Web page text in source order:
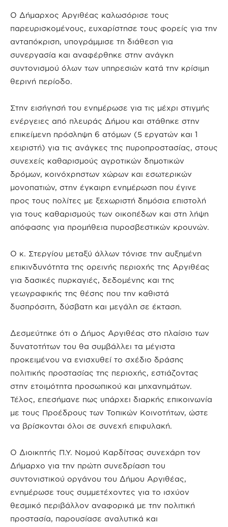
Ο Δήμαρχος Αργιθέας καλωσόρισε τους
παρευρισκομένους, ευχαρίστησε τους φορείς για την
ανταπόκριση, υπογράμμισε τη διάθεση για
συνεργασία και αναφέρθηκε στην ανάγκη
συντονισμού όλων των υπηρεσιών κατά την κρίσιμη
θερινή περίοδο.
Στην εισήγησή του ενημέρωσε για τις μέχρι στιγμής
ενέργειες από πλευράς Δήμου και στάθηκε στην
επικείμενη πρόσληψη 6 ατόμων (5 εργατών και 1
χειριστή) για τις ανάγκες της πυροπροστασίας, στους
συνεχείς καθαρισμούς αγροτικών δημοτικών
δρόμων, κοινόχρηστων χώρων και εσωτερικών
μονοπατιών, στην έγκαιρη ενημέρωση που έγινε
προς τους πολίτες με ξεχωριστή δημόσια επιστολή
για τους καθαρισμούς των οικοπέδων και στη λήψη
απόφασης για προμήθεια πυροσβεστικών κρουνών.
Ο κ. Στεργίου μεταξύ άλλων τόνισε την αυξημένη
επικινδυνότητα της ορεινής περιοχής της Αργιθέας
για δασικές πυρκαγιές, δεδομένης και της
γεωγραφικής της θέσης που την καθιστά
δυσπρόσιτη, δύσβατη και μεγάλη σε έκταση.
Δεσμεύτηκε ότι ο Δήμος Αργιθέας στο πλαίσιο των
δυνατοτήτων του θα συμβάλλει τα μέγιστα
προκειμένου να ενισχυθεί το σχέδιο δράσης
πολιτικής προστασίας της περιοχής, εστιάζοντας
στην ετοιμότητα προσωπικού και μηχανημάτων.
Τέλος, επεσήμανε πως υπάρχει διαρκής επικοινωνία
με τους Προέδρους των Τοπικών Κοινοτήτων, ώστε
να βρίσκονται όλοι σε συνεχή επιφυλακή.
Ο Διοικητής Π.Υ. Νομού Καρδίτσας συνεχάρη τον
Δήμαρχο για την πρώτη συνεδρίαση του
συντονιστικού οργάνου του Δήμου Αργιθέας,
ενημέρωσε τους συμμετέχοντες για το ισχύον
θεσμικό περιβάλλον αναφορικά με την πολιτική
προστασία, παρουσίασε αναλυτικά και